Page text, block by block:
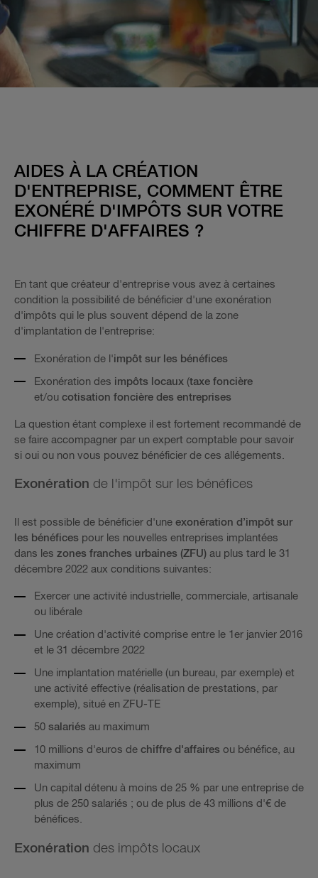
AIDES À LA CRÉATION
D'ENTREPRISE, COMMENT ÊTRE
EXONÉRÉ D'IMPÔTS SUR VOTRE
CHIFFRE D'AFFAIRES ?
En tant que créateur d'entreprise vous avez à certaines
condition la possibilité de bénéficier d'une exonération
d'impôts qui le plus souvent dépend de la zone
d'implantation de l'entreprise:
Exonération de l'impôt sur les bénéfices
Exonération des impôts locaux (taxe foncière
et/ou cotisation foncière des entreprises
La question étant complexe il est fortement recommandé de
se faire accompagner par un expert comptable pour savoir
si oui ou non vous pouvez bénéficier de ces allégements.
Exonération de l'impôt sur les bénéfices
Il est possible de bénéficier d'une exonération d’impôt sur
les bénéfices pour les nouvelles entreprises implantées
dans les zones franches urbaines (ZFU) au plus tard le 31
décembre 2022 aux conditions suivantes:
Exercer une activité industrielle, commerciale, artisanale
ou libérale
Une création d'activité comprise entre le 1er janvier 2016
et le 31 décembre 2022
Une implantation matérielle (un bureau, par exemple) et
une activité effective (réalisation de prestations, par
exemple), situé en ZFU-TE
50 salariés au maximum
10 millions d'euros de chiffre d'affaires ou bénéfice, au
maximum
Un capital détenu à moins de 25 % par une entreprise de
plus de 250 salariés ; ou de plus de 43 millions d'€ de
bénéfices.
Exonération des impôts locaux